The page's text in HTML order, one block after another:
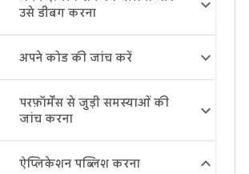
उसे डीबग करना
अपने कोड की जांच करें
परफ़ॉर्मेंस से जुड़ी समस्याओं की
जांच करना
ऐप्लिकेशन पब्लिश करना